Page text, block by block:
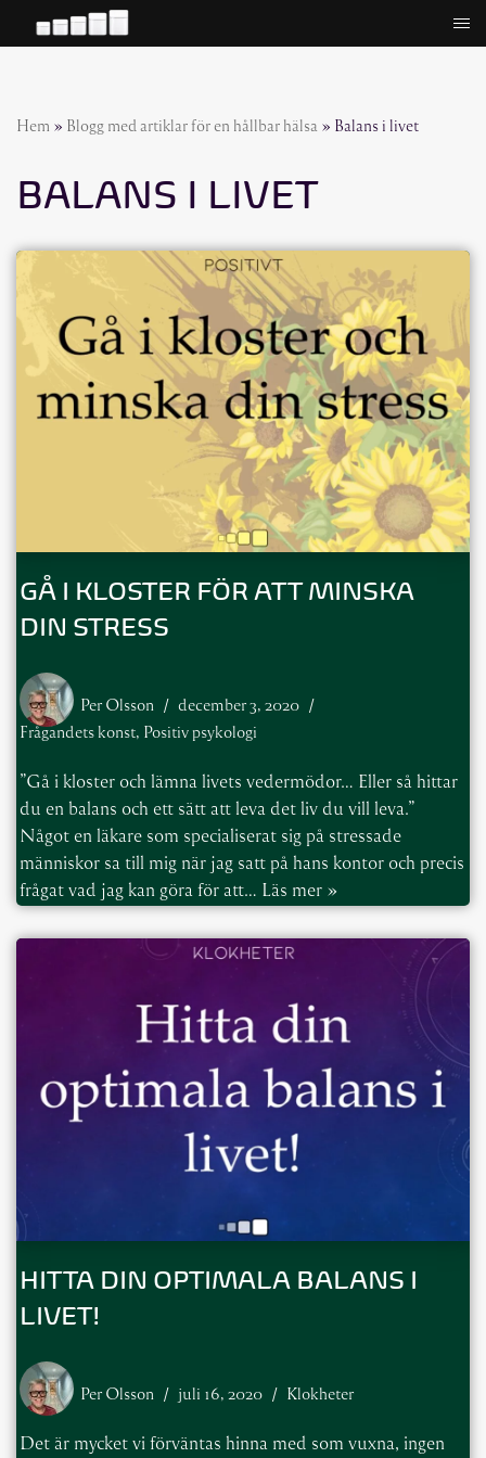
Hem » Blogg med artiklar för en hållbar hälsa » Balans i livet
BALANS I LIVET
GÅ I KLOSTER FÖR ATT MINSKA
DIN STRESS
Per Olsson
december 3, 2020
Frågandets konst, Positiv psykologi
”Gå i kloster och lämna livets vedermödor… Eller så hittar
du en balans och ett sätt att leva det liv du vill leva.”
Något en läkare som specialiserat sig på stressade
människor sa till mig när jag satt på hans kontor och precis
frågat vad jag kan göra för att… Läs mer »
HITTA DIN OPTIMALA BALANS I
LIVET!
Per Olsson juli 16, 2020 Klokheter
Det är mycket vi förväntas hinna med som vuxna, ingen